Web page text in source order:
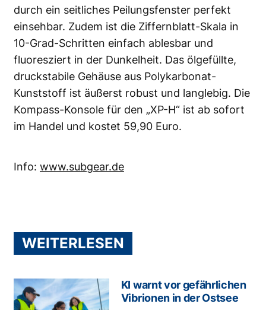
durch ein seitliches Peilungsfenster perfekt
einsehbar. Zudem ist die Ziffernblatt-Skala in
10-Grad-Schritten einfach ablesbar und
fluoresziert in der Dunkelheit. Das ölgefüllte,
druckstabile Gehäuse aus Polykarbonat-
Kunststoff ist äußerst robust und langlebig. Die
Kompass-Konsole für den „XP-H“ ist ab sofort
im Handel und kostet 59,90 Euro.
Info: www.subgear.de
WEITERLESEN
KI warnt vor gefährlichen
Vibrionen in der Ostsee